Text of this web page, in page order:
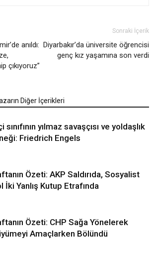
anıldı:
çıkıyoruz”
Sonraki İçerik
Diyarbakır’da üniversite öğrencisi
genç kız yaşamına son verdi
Diğer İçerikleri
sınıfının yılmaz savaşçısı ve yoldaşlık
Friedrich Engels
Özeti: AKP Saldırıda, Sosyalist
İki Yanlış Kutup Etrafında
Özeti: CHP Sağa Yönelerek
Amaçlarken Bölündü